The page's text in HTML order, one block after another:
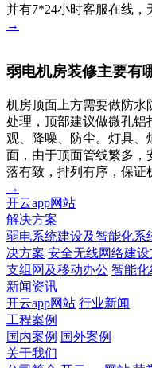
并有7*24小时客服在线，
→
弱电机房装修主要有
机房顶面上方需要做防水
处理，顶部建议做微孔铝
观、降噪、防尘。灯具、
面，由于顶面管线繁多，
落有致，排列有序，保证
→
开云app网站
解决方案
弱电系统建设及智能化系
决方案 安全无线网络建设
支组网及移动办公 智能
新闻资讯
开云app网站 行业新闻
工程案例
国内案例 国外案例
关于我们